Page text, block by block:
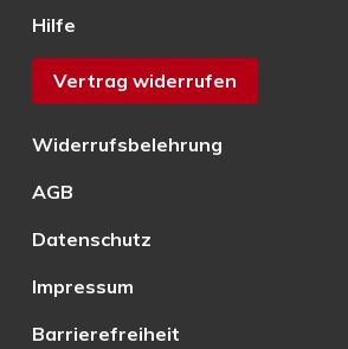
Hilfe
Vertrag widerrufen
Widerrufsbelehrung
AGB
Datenschutz
Impressum
Barrierefreiheit